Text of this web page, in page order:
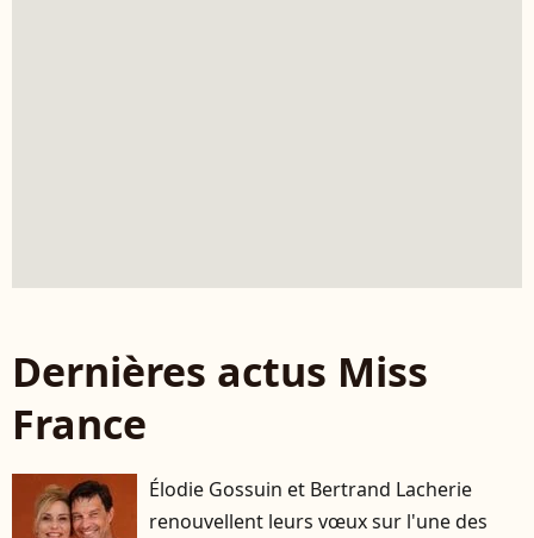
Dernières actus Miss
France
Élodie Gossuin et Bertrand Lacherie
renouvellent leurs vœux sur l'une des